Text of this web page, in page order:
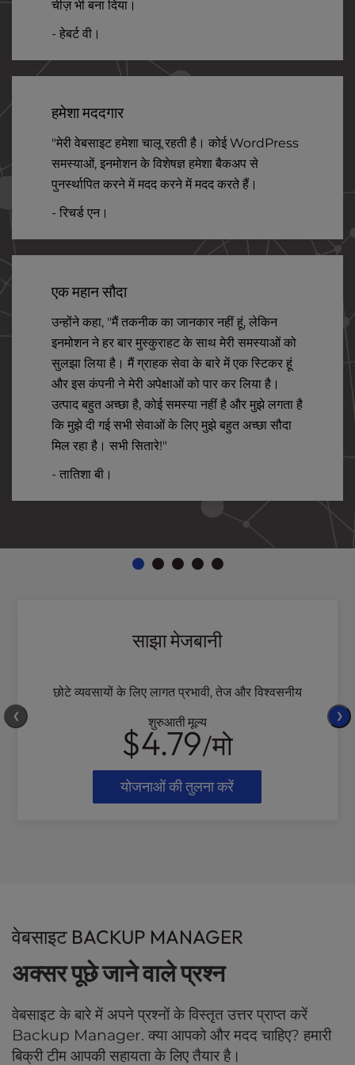
चीज़ भी बना दिया।
- हेबर्ट वी।
हमेशा मददगार
"मेरी वेबसाइट हमेशा चालू रहती है। कोई WordPress
समस्याओं, इनमोशन के विशेषज्ञ हमेशा बैकअप से
पुनर्स्थापित करने में मदद करने में मदद करते हैं।
- रिचर्ड एन।
एक महान सौदा
उन्होंने कहा, "मैं तकनीक का जानकार नहीं हूं, लेकिन
इनमोशन ने हर बार मुस्कुराहट के साथ मेरी समस्याओं को
सुलझा लिया है। मैं ग्राहक सेवा के बारे में एक स्टिकर हूं
और इस कंपनी ने मेरी अपेक्षाओं को पार कर लिया है।
उत्पाद बहुत अच्छा है, कोई समस्या नहीं है और मुझे लगता है
कि मुझे दी गई सभी सेवाओं के लिए मुझे बहुत अच्छा सौदा
मिल रहा है। सभी सितारे!"
- तातिशा बी।
साझा मेजबानी
छोटे व्यवसायों के लिए लागत प्रभावी, तेज और विश्वसनीय
शुरुआती मूल्य
$4.79/मो
योजनाओं की तुलना करें
❮ ❯
वेबसाइट BACKUP MANAGER
अक्सर पूछे जाने वाले प्रश्न
वेबसाइट के बारे में अपने प्रश्नों के विस्तृत उत्तर प्राप्त करें
Backup Manager. क्या आपको और मदद चाहिए? हमारी
बिक्री टीम आपकी सहायता के लिए तैयार है।